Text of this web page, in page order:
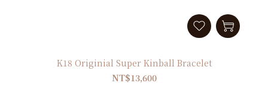
K18 Originial Super Kinball Bracelet
NT$13,600